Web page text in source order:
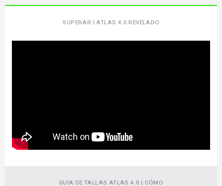
SUPERAR | ATLAS 4.0 REVELADO
GUÍA DE TALLAS ATLAS 4.0 | CÓMO